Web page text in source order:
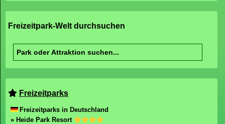
Freizeitpark-Welt durchsuchen
Freizeitparks
Freizeitparks in Deutschland
» Heide Park Resort